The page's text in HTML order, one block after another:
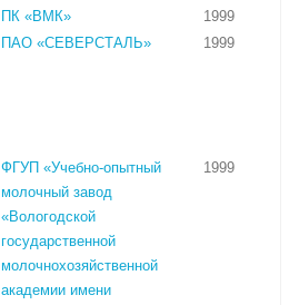
ПК «ВМК»
1999
ПАО «СЕВЕРСТАЛЬ» 1999
ФГУП «Учебно-опытный
молочный завод
«Вологодской
государственной
молочнохозяйственной
академии имени
1999